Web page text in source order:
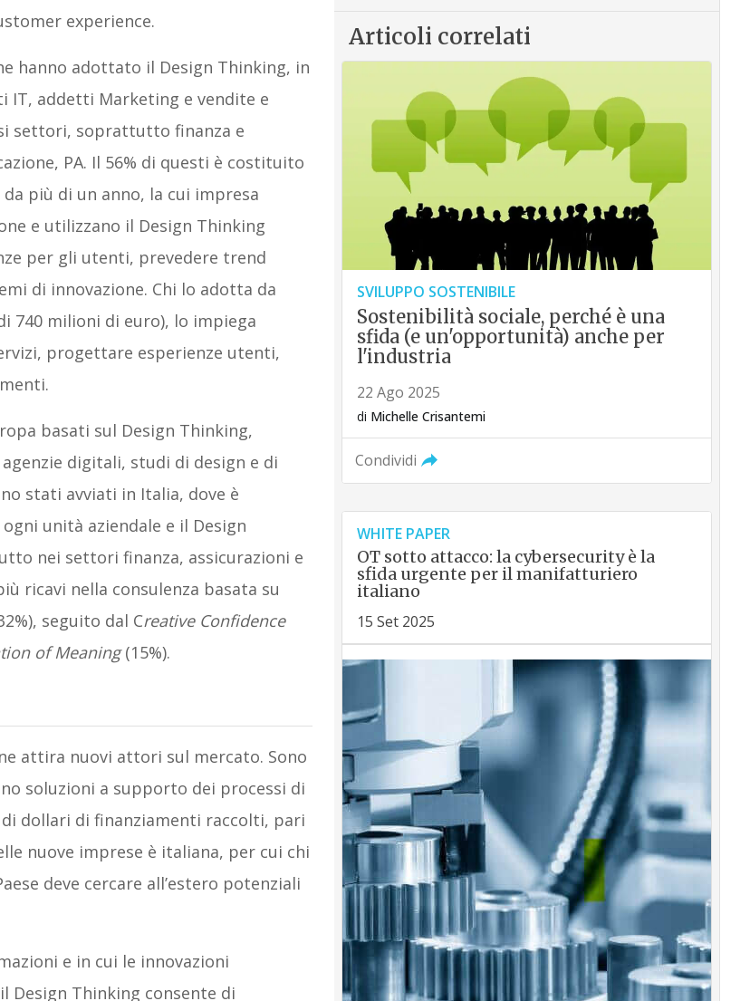
experience.
hanno adottato il Design Thinking, in
addetti Marketing e vendite e
settori, soprattutto finanza e
PA. Il 56% di questi è costituito
più di un anno, la cui impresa
e utilizzano il Design Thinking
per gli utenti, prevedere trend
di innovazione. Chi lo adotta da
740 milioni di euro), lo impiega
progettare esperienze utenti,
basati sul Design Thinking,
digitali, studi di design e di
stati avviati in Italia, dove è
unità aziendale e il Design
nei settori finanza, assicurazioni e
ricavi nella consulenza basata su
seguito dal Creative Confidence
of Meaning(15%).
attira nuovi attori sul mercato. Sono
soluzioni a supporto dei processi di
dollari di finanziamenti raccolti, pari
nuove imprese è italiana, per cui chi
deve cercare all’estero potenziali
e in cui le innovazioni
Design Thinking consente di
Articoli correlati
SVILUPPO SOSTENIBILE
Sostenibilità sociale, perché è una
sfida (e un'opportunità) anche per
l'industria
22 Ago 2025
di Michelle Crisantemi
Condividi
WHITE PAPER
OT sotto attacco: la cybersecurity è la
sfida urgente per il manifatturiero
italiano
15 Set 2025